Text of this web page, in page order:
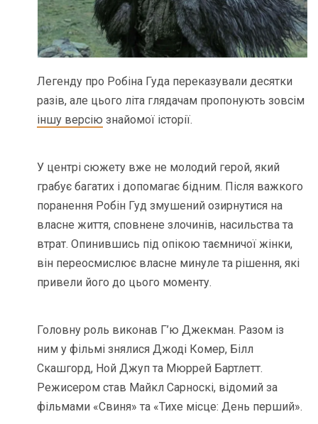
Легенду про Робіна Гуда переказували десятки
разів, але цього літа глядачам пропонують зовсім
іншу версію знайомої історії.
У центрі сюжету вже не молодий герой, який
грабує багатих і допомагає бідним. Після важкого
поранення Робін Гуд змушений озирнутися на
власне життя, сповнене злочинів, насильства та
втрат. Опинившись під опікою таємничої жінки,
він переосмислює власне минуле та рішення, які
привели його до цього моменту.
Головну роль виконав Г’ю Джекман. Разом із
ним у фільмі знялися Джоді Комер, Білл
Скашгорд, Ной Джуп та Мюррей Бартлетт.
Режисером став Майкл Сарноскі, відомий за
фільмами «Свиня» та «Тихе місце: День перший».